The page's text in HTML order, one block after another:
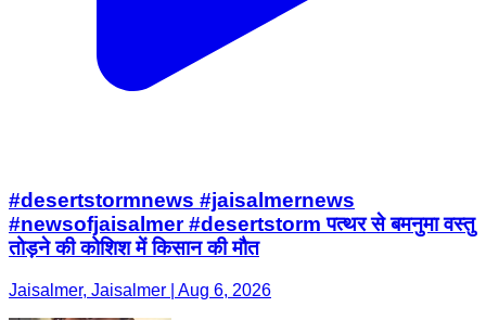
#desertstormnews #jaisalmernews
#newsofjaisalmer #desertstorm पत्थर से बमनुमा वस्तु
तोड़ने की कोशिश में किसान की मौत
Jaisalmer, Jaisalmer | Aug 6, 2026